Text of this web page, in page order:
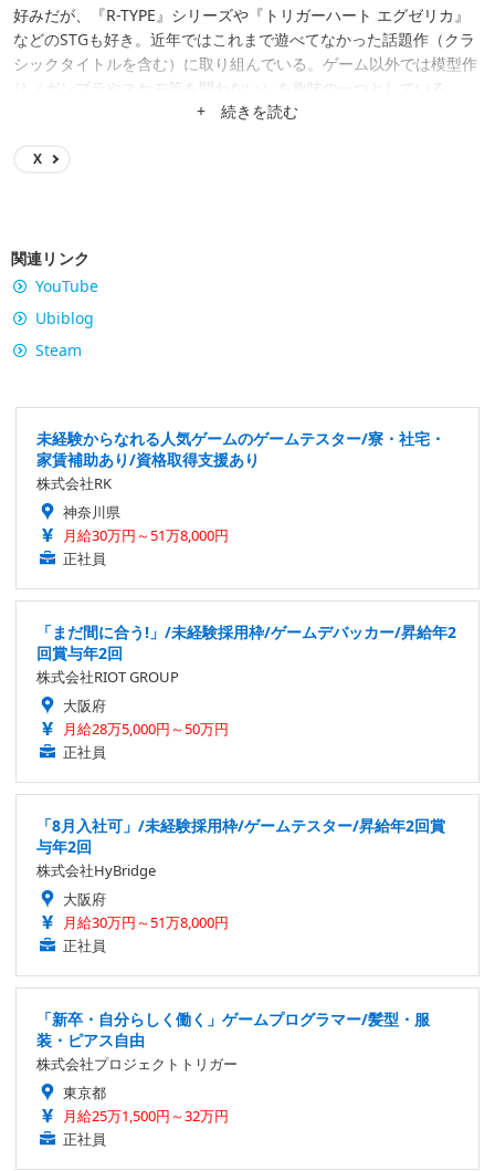
好みだが、『R-TYPE』シリーズや『トリガーハート エグゼリカ』
などのSTGも好き。近年ではこれまで遊べてなかった話題作（クラ
シックタイトルを含む）に取り組んでいる。ゲーム以外では模型作
り（ガンプラやスケモ等を問わない）を趣味の一つとしている。
+ 続きを読む
X
関連リンク
YouTube
Ubiblog
Steam
未経験からなれる人気ゲームのゲームテスター/寮・社宅・
家賃補助あり/資格取得支援あり
株式会社RK
神奈川県
月給30万円～51万8,000円
正社員
「まだ間に合う!」/未経験採用枠/ゲームデバッカー/昇給年2
回賞与年2回
株式会社RIOT GROUP
大阪府
月給28万5,000円～50万円
正社員
「8月入社可」/未経験採用枠/ゲームテスター/昇給年2回賞
与年2回
株式会社HyBridge
大阪府
月給30万円～51万8,000円
正社員
「新卒・自分らしく働く」ゲームプログラマー/髪型・服
装・ピアス自由
株式会社プロジェクトトリガー
東京都
月給25万1,500円～32万円
正社員